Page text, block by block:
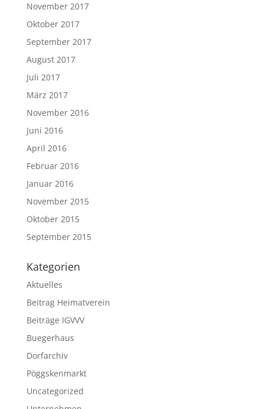
November 2017
Oktober 2017
September 2017
August 2017
Juli 2017
März 2017
November 2016
Juni 2016
April 2016
Februar 2016
Januar 2016
November 2015
Oktober 2015
September 2015
Kategorien
Aktuelles
Beitrag Heimatverein
Beiträge IGVVV
Buegerhaus
Dorfarchiv
Pöggskenmarkt
Uncategorized